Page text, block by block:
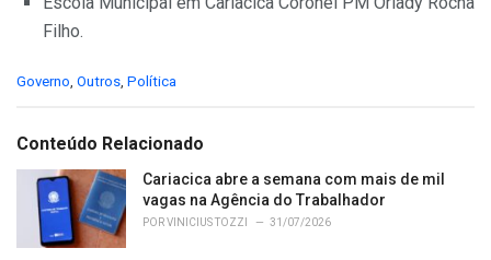
Filho.
C
e
Governo Outros Política
Conteúdo Relacionado
Cariacica abre a semana com mais de mil
vagas na Agência do Trabalhador
PORVINICIUS TOZZI 31/07/2026